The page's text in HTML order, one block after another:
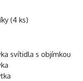
(4 ks)
svítidla s objímkou